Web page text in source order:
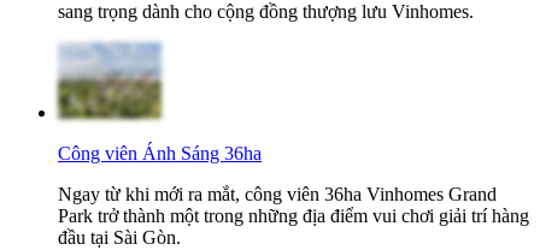
sang trọng dành cho cộng đồng thượng lưu Vinhomes.
Công viên Ánh Sáng 36ha
Ngay từ khi mới ra mắt, công viên 36ha Vinhomes Grand
Park trở thành một trong những địa điểm vui chơi giải trí hàng
đầu tại Sài Gòn.